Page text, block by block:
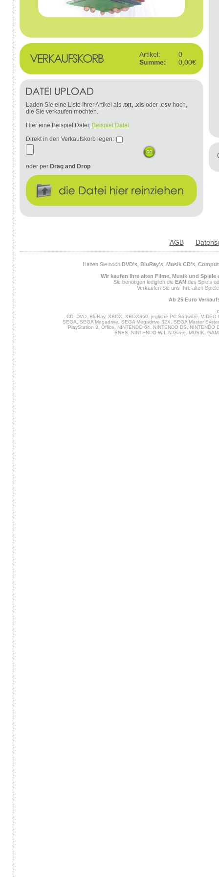
Artikel:
0
Summe:
0,00€
Laden Sie eine Liste Ihrer Artikel als .txt, .xls oder .csv hoch,
die Sie verkaufen möchten.
Hier eine Beispiel Datei: Beispiel Datei
Direkt in den Verkaufskorb legen:
oder per Drag and Drop
AGB
Haben Sie noch DVD's, BluRay's, Musik CD's,
Wir kaufen Ihre alten Filme, Musik und Spiele
Sie benötigen lediglich die EAN des Spiels
Verkaufen Sie uns Ihre alten
Ab 25 Euro
CD, DVD, BluRay, XBOX, XBOX360, jegliche PC Software,
SEGA, SEGA Megadrive, SEGA Megadrive 32X, SEGA Master
PlayStation 3, Office, NINTENDO 64, NINTENDO DS,
SNES, NINTENDO WII, N-Gage, MUSIK,